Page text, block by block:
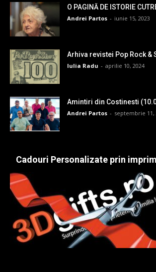
O PAGINĂ DE ISTORIE
Andrei Partos - iunie 15, 2023
Arhiva revistei Pop Rock &
Iulia Radu - aprilie 10, 2024
Amintiri din Costinesti
Andrei Partos - septembrie 11,
Cadouri Personalizate prin